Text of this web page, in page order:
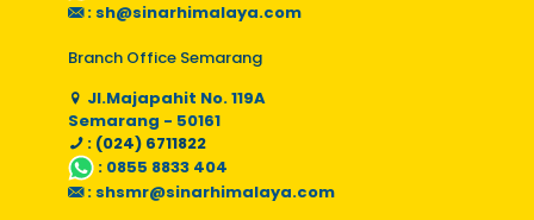
: sh@sinarhimalaya.com
Branch Office Semarang
Jl.Majapahit No. 119A
Semarang - 50161
: (024) 6711822
: 0855 8833 404
: shsmr@sinarhimalaya.com